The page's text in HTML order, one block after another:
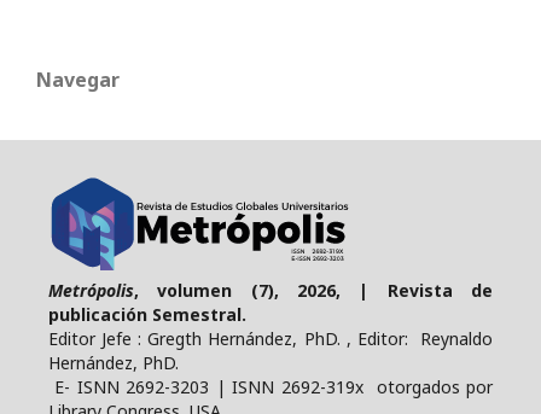
Navegar
Metrópolis, volumen (7), 2026, | Revista de
publicación Semestral.
Editor Jefe : Gregth Hernández, PhD. , Editor: Reynaldo
Hernández, PhD.
E- ISNN 2692-3203 | ISNN 2692-319x otorgados por